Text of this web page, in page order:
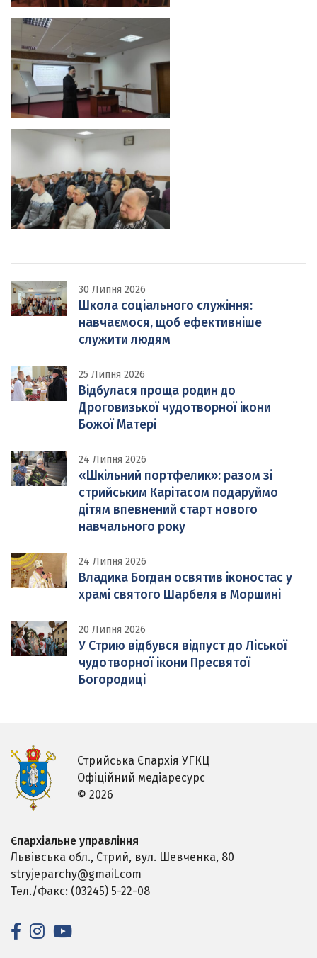
30 Липня 2026
Школа соціального служіння:
навчаємося, щоб ефективніше
служити людям
25 Липня 2026
Відбулася проща родин до
Дроговизької чудотворної ікони
Божої Матері
24 Липня 2026
«Шкільний портфелик»: разом зі
стрийським Карітасом подаруймо
дітям впевнений старт нового
навчального року
24 Липня 2026
Владика Богдан освятив іконостас у
храмі святого Шарбеля в Моршині
20 Липня 2026
У Стрию відбувся відпуст до Ліської
чудотворної ікони Пресвятої
Богородиці
Стрийська Єпархія УГКЦ
Офіційний медіаресурс
© 2026
Єпархіальне управління
Львівська обл., Стрий, вул. Шевченка, 80
stryjeparchy@gmail.com
Тел./Факс: (03245) 5-22-08